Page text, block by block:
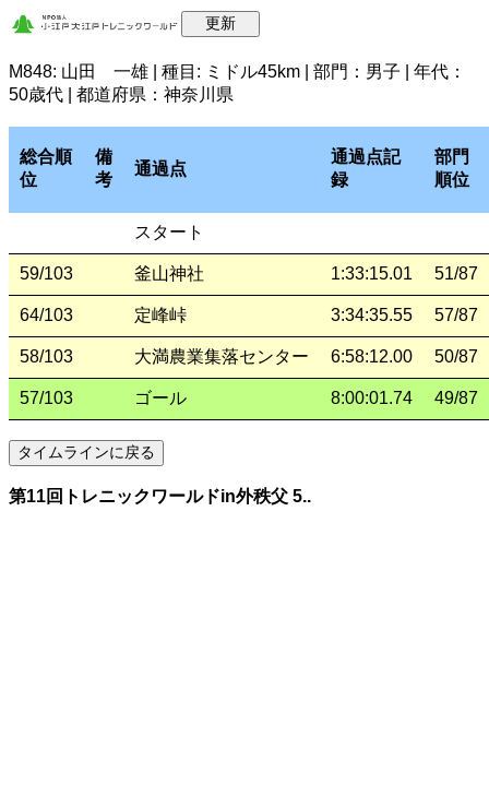
M848: 山田 一雄 | 種目: ミドル45km | 部門：男子 | 年代：
50歳代 | 都道府県：神奈川県
総合順
位
備
考
通過点
通過点記
録
部門
順位
スタート
59/103 釜山神社 1:33:15.01 51/87
64/103 定峰峠 3:34:35.55 57/87
58/103 大満農業集落センター 6:58:12.00 50/87
57/103 ゴール 8:00:01.74 49/87
第11回トレニックワールドin外秩父 5..